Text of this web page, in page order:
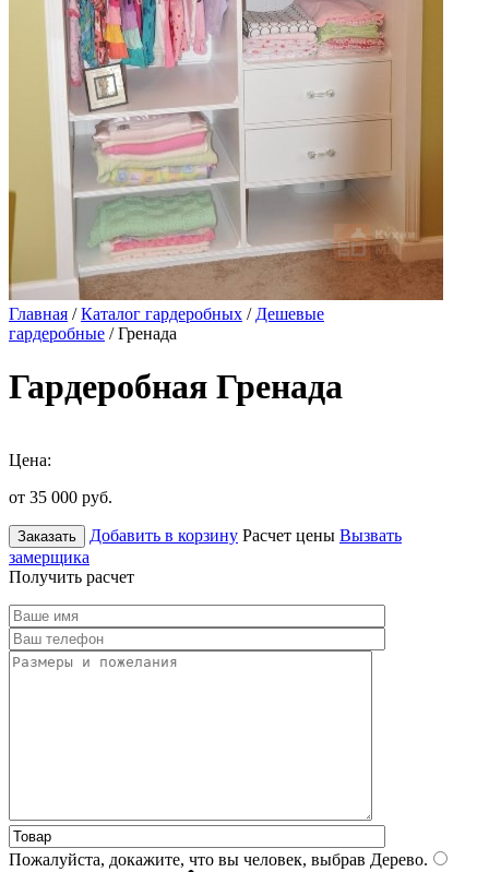
Главная /Каталог гардеробных / Дешевые
гардеробные / Гренада
Гардеробная Гренада
Цена:
от 35 000 руб.
Заказать Добавить в корзину Расчет цены Вызвать
замерщика
Получить расчет
Пожалуйста, докажите, что вы человек, выбрав Дерево.